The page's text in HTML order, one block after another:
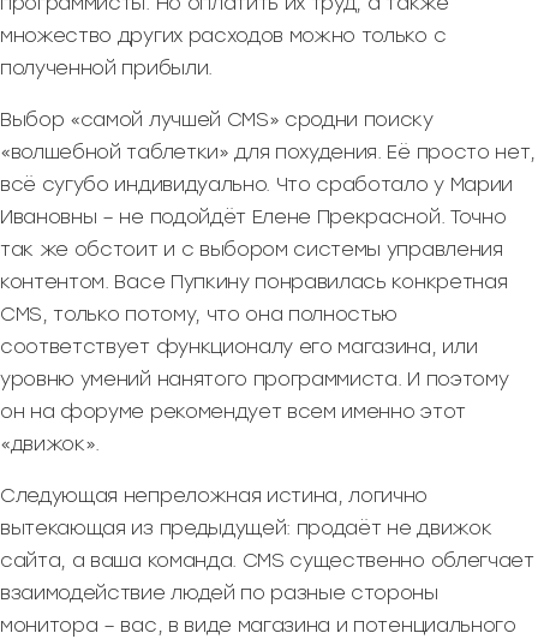
множество других расходов можно только с
полученной прибыли.
Выбор «самой лучшей CMS» сродни поиску
«волшебной таблетки» для похудения. Её просто нет,
всё сугубо индивидуально. Что сработало у Марии
Ивановны – не подойдёт Елене Прекрасной. Точно
так же обстоит и с выбором системы управления
контентом. Васе Пупкину понравилась конкретная
CMS, только потому, что она полностью
соответствует функционалу его магазина, или
уровню умений нанятого программиста. И поэтому
он на форуме рекомендует всем именно этот
«движок».
Следующая непреложная истина, логично
вытекающая из предыдущей: продаёт не движок
сайта, а ваша команда. CMS существенно облегчает
взаимодействие людей по разные стороны
монитора – вас, в виде магазина и потенциального